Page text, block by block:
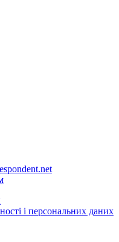
і персональних даних